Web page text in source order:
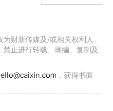
财新传媒及/或相关权利人
止进行转载、摘编、复制及
，获得书面